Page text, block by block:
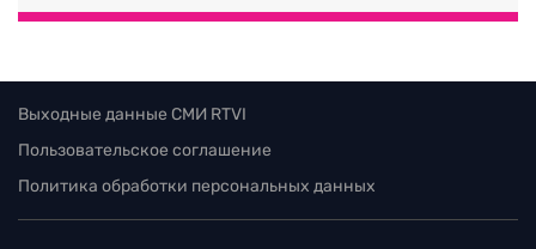
Выходные данные СМИ RTVI
Пользовательское соглашение
Политика обработки персональных данных